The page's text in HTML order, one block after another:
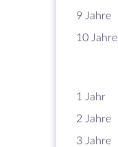
9 Jahre
10 Jahre
1 Jahr
2 Jahre
3 Jahre